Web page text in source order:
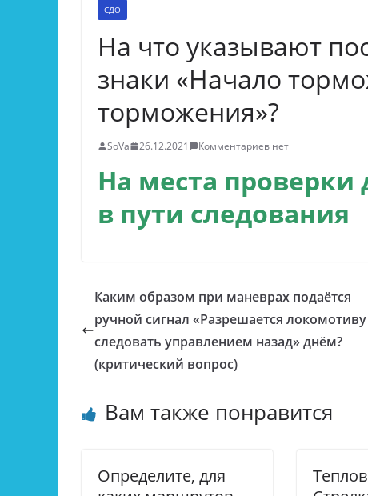
СДО
На что указывают
знаки «Начало
торможения»?
SoVa 26.12.2021 Комментариев нет
На места проверки
в пути следования
Каким образом при маневрах подаётся
ручной сигнал «Разрешается локомотиву
следовать управлением назад» днём?
(критический вопрос)
Вам также понравится
Определите, для